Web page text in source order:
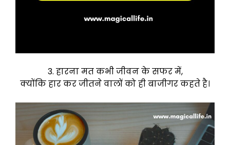
3. हारना मत कभी जीवन के सफर में,
क्योंकि हार कर जीतने वालों को ही बाजीगर कहते है।